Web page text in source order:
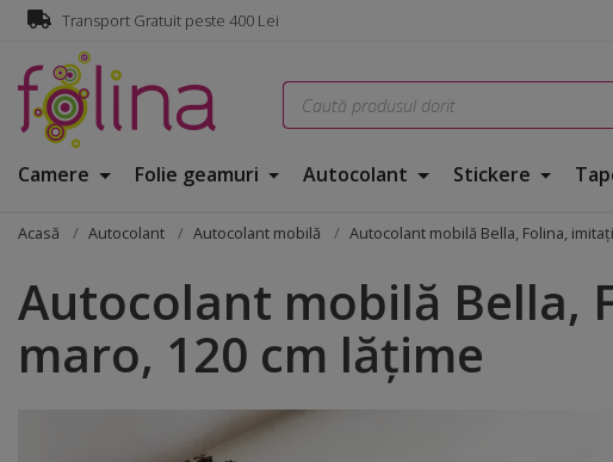
Transport Gratuit peste 400 Lei
Camere Folie geamuri Autocolant Stickere
Acasă Autocolant Autocolant mobilă Autocolant mobilă Bella, Folina,
Autocolant mobilă Bella,
maro, 120 cm lăţime